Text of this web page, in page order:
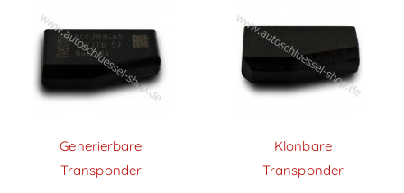
Generierbare
Transponder
Klonbare
Transponder